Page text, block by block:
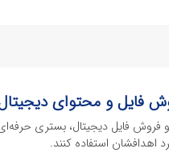
فایل و محتوای
و فروش فایل دیجیتال، بستری
اهدافشان استفاده کنند.